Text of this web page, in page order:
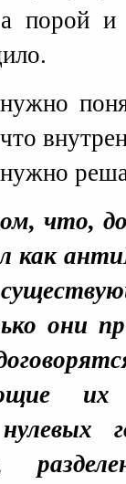
порой и
что,
как
они